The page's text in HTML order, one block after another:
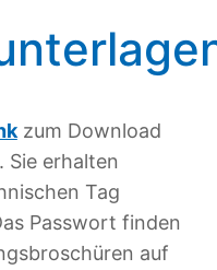
zum Download
Sie erhalten
Tag
Passwort finden
auf